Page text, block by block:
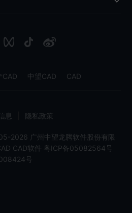
CAD 中望CAD CAD
2026 广州中望龙腾软件股份有限
CAD软件 粤ICP备05082564号
号
息 隐私政策